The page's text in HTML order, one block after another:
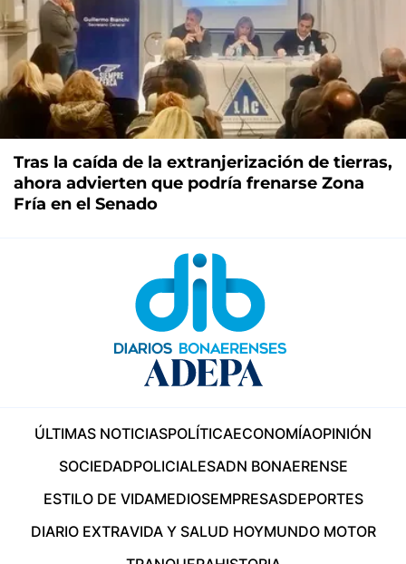
Tras la caída de la extranjerización de tierras,
ahora advierten que podría frenarse Zona
Fría en el Senado
ÚLTIMAS NOTICIASPOLÍTICAECONOMÍAOPINIÓN
SOCIEDADPOLICIALESADN BONAERENSE
ESTILO DE VIDAMEDIOSEMPRESASDEPORTES
DIARIO EXTRAVIDA Y SALUD HOYMUNDO MOTOR